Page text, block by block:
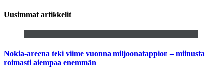
Uusimmat artikkelit
Nokia-areena teki viime vuonna miljoonatappion – miinusta
roimasti aiempaa enemmän